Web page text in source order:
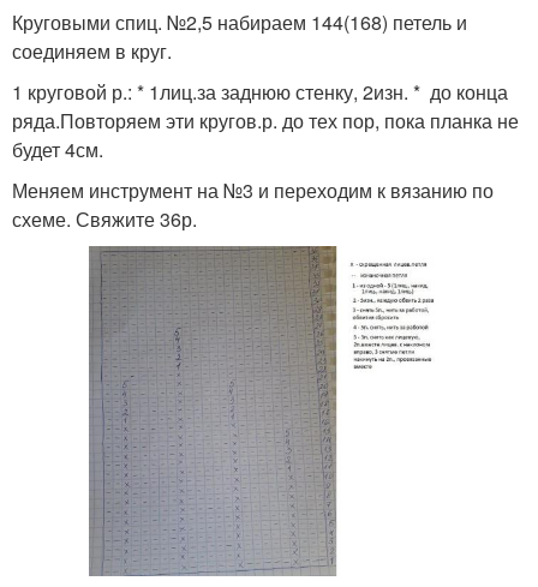
Круговыми спиц. №2,5 набираем 144(168) петель и
соединяем в круг.
1 круговой р.: * 1лиц.за заднюю стенку, 2изн. * до конца
ряда.Повторяем эти кругов.р. до тех пор, пока планка не
будет 4см.
Меняем инструмент на №3 и переходим к вязанию по
схеме. Свяжите 36р.